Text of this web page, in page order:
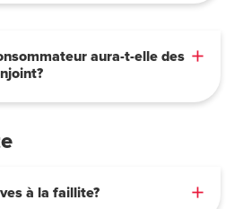
aura-t-elle des
à la faillite?